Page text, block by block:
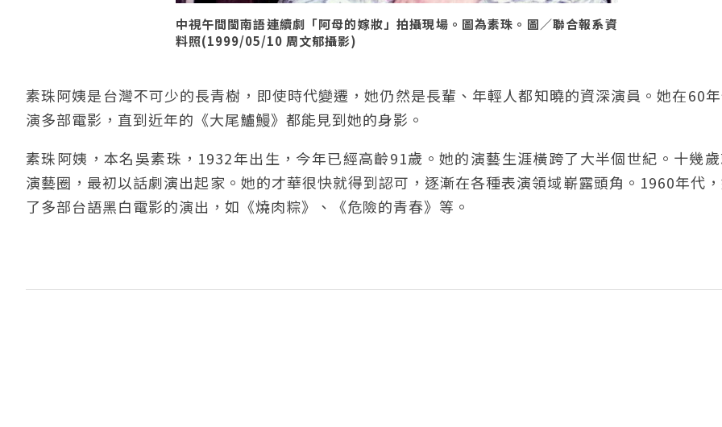
中視午間閩南語連續劇「阿母的嫁妝」拍攝現場。圖為素珠。圖／聯合報系資
料照(1999/05/10 周文郁攝影)
素珠阿姨是台灣不可少的長青樹，即使時代變遷，她仍然是長輩、年輕人都知曉的資深演員。她在60
演多部電影，直到近年的《大尾鱸鰻》都能見到她的身影。
素珠阿姨，本名吳素珠，1932年出生，今年已經高齡91歲。她的演藝生涯橫跨了大半個世紀。十幾
演藝圈，最初以話劇演出起家。她的才華很快就得到認可，逐漸在各種表演領域嶄露頭角。1960年代
了多部台語黑白電影的演出，如《燒肉粽》、《危險的青春》等。